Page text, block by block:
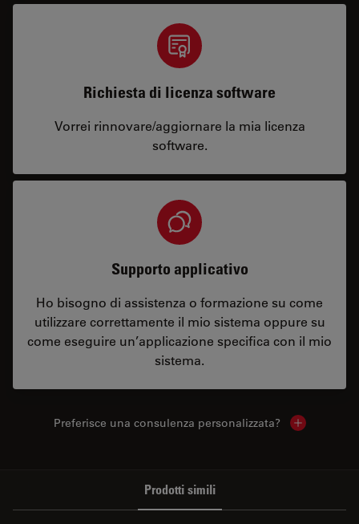
Richiesta di licenza software
Vorrei rinnovare/aggiornare la mia licenza
software.
Supporto applicativo
Ho bisogno di assistenza o formazione su come
utilizzare correttamente il mio sistema oppure su
come eseguire un’applicazione specifica con il mio
sistema.
Preferisce una consulenza personalizzata? Show local
Prodotti simili